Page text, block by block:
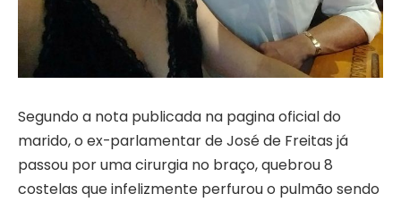
Segundo a nota publicada na pagina oficial do
marido, o ex-parlamentar de José de Freitas já
passou por uma cirurgia no braço, quebrou 8
costelas que infelizmente perfurou o pulmão sendo